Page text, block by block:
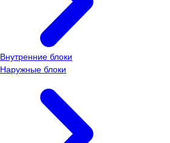
Внутренние блоки
Наружные блоки